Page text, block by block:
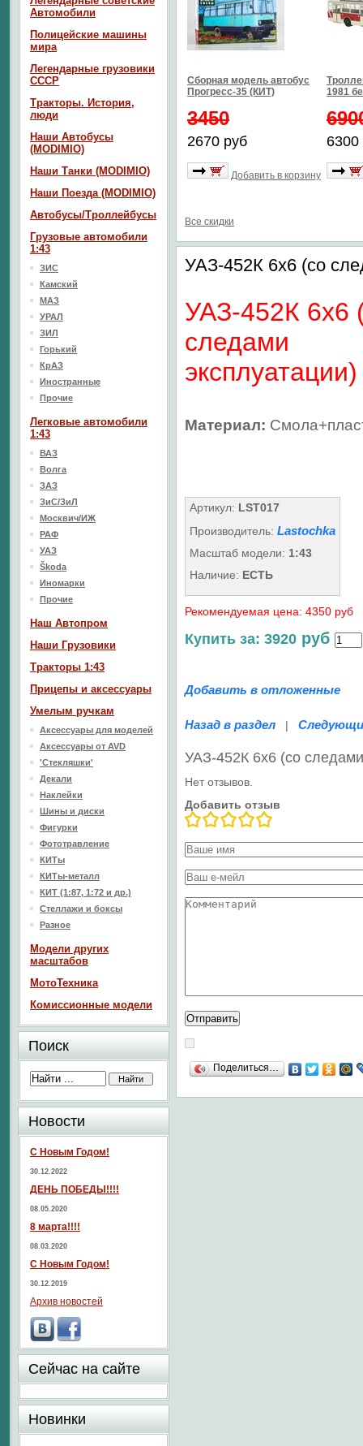
Сборная модель автобус
Прогресс-35 (КИТ)
3450
2670 руб
Добавить в корзину
1981
6300
Все скидки
УАЗ-452К 6x6 (со
УАЗ-452К 6x6
следами
эксплуатации)
Материал:
Артикул: LST017
Производитель: Lastochka
Масштаб модели: 1:43
Наличие: ЕСТЬ
Рекомендуемая цена: 4350 руб
Купить за: 3920 руб
Добавить в отложенные
Назад в раздел |
УАЗ-452К 6x6 (со
Нет отзывов.
Добавить отзыв
Поделиться…
Автомобили
Полицейские машины
мира
Легендарные грузовики
СССР
Тракторы. История,
люди
Наши Автобусы
(MODIMIO)
Наши Танки (MODIMIO)
Наши Поезда (MODIMIO)
Автобусы/Троллейбусы
Грузовые автомобили
1:43
ЗИС
Камский
МАЗ
УРАЛ
ЗИЛ
Горький
КрАЗ
Иностранные
Прочие
Легковые автомобили
1:43
ВАЗ
Волга
ЗАЗ
ЗиС/ЗиЛ
Москвич/ИЖ
РАФ
УАЗ
Škoda
Иномарки
Прочие
Наш Aвтопром
Наши Грузовики
Тракторы 1:43
Прицепы и аксессуары
Умелым ручкам
Аксессуары для моделей
Аксессуары от AVD
'Стекляшки'
Декали
Наклейки
Шины и диски
Фигурки
Фототравление
КИТы
КИТы-металл
КИТ (1:87, 1:72 и др.)
Стеллажи и боксы
Разное
Модели других
масштабов
МотоТехника
Комиссионные модели
Поиск
Новости
С Новым Годом!
30.12.2022
ДЕНЬ ПОБЕДЫ!!!!
08.05.2020
8 марта!!!!
08.03.2020
С Новым Годом!
30.12.2019
Архив новостей
Сейчас на сайте
Новинки